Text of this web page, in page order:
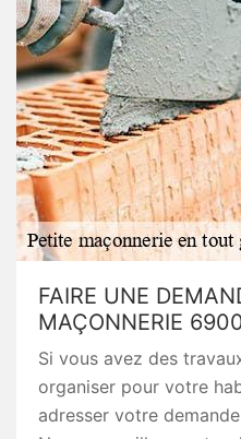
FAIRE UNE
MAÇONNERIE
Si vous avez des
organiser pour votre
adresser votre